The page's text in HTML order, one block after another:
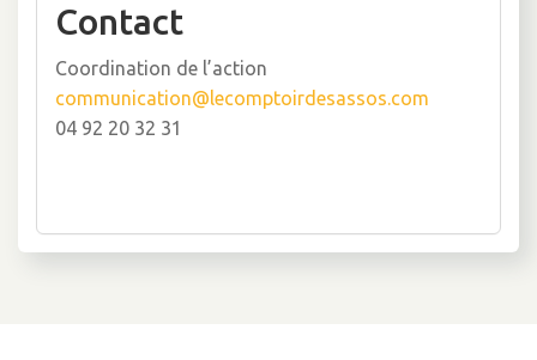
Contact
Coordination de l’action
communication@lecomptoirdesassos.com
04 92 20 32 31